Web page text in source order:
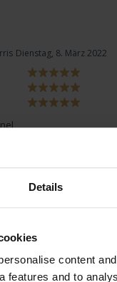
Details
content
features and to
Dienstag, 8. März 2022